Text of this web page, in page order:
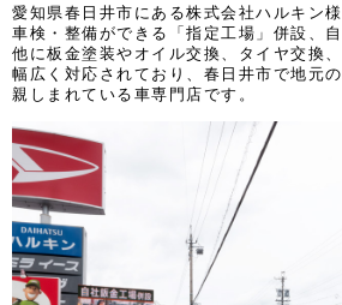
愛知県春日井市にある株式会社ハルキン様
車検・整備ができる「指定工場」併設、
他に板金塗装やオイル交換、タイヤ交換
幅広く対応されており、春日井市で地元
親しまれている車専門店です。